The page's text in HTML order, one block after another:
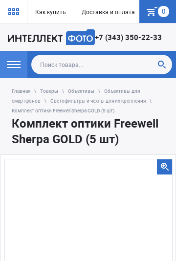
Как купить Доставка и оплата Гарантия
0
+7 (343) 350-22-33
Главная Товары Объективы
Объективы для
смартфонов
Светофильтры и чехлы для их крепления
Комплект оптики Freewell Sherpa GOLD (5 шт)
Комплект оптики Freewell
Sherpa GOLD (5 шт)